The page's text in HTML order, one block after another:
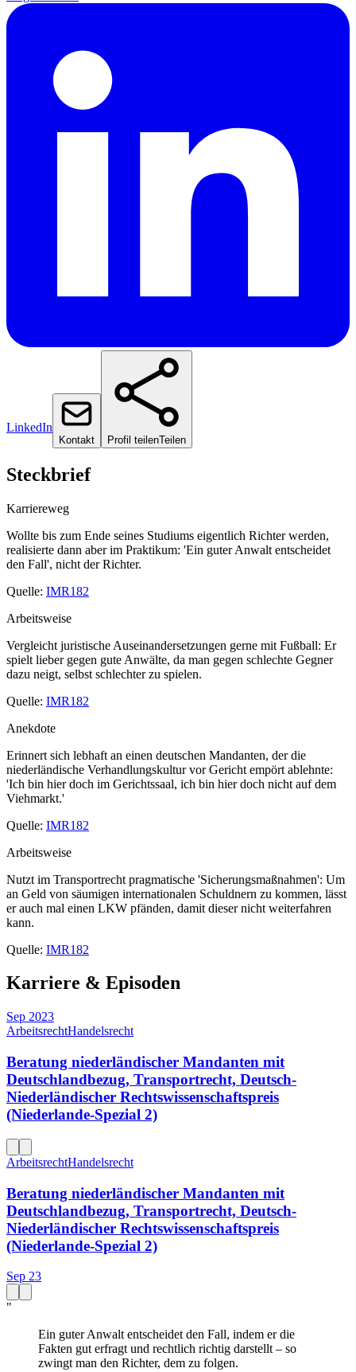
LinkedIn
Kontakt Profil teilenTeilen
Steckbrief
Karriereweg
Wollte bis zum Ende seines Studiums eigentlich Richter werden,
realisierte dann aber im Praktikum: 'Ein guter Anwalt entscheidet
den Fall', nicht der Richter.
Quelle: IMR182
Arbeitsweise
Vergleicht juristische Auseinandersetzungen gerne mit Fußball: Er
spielt lieber gegen gute Anwälte, da man gegen schlechte Gegner
dazu neigt, selbst schlechter zu spielen.
Quelle: IMR182
Anekdote
Erinnert sich lebhaft an einen deutschen Mandanten, der die
niederländische Verhandlungskultur vor Gericht empört ablehnte:
'Ich bin hier doch im Gerichtssaal, ich bin hier doch nicht auf dem
Viehmarkt.'
Quelle: IMR182
Arbeitsweise
Nutzt im Transportrecht pragmatische 'Sicherungsmaßnahmen': Um
an Geld von säumigen internationalen Schuldnern zu kommen, lässt
er auch mal einen LKW pfänden, damit dieser nicht weiterfahren
kann.
Quelle: IMR182
Karriere & Episoden
Sep 2023
ArbeitsrechtHandelsrecht
Beratung niederländischer Mandanten mit
Deutschlandbezug, Transportrecht, Deutsch-
Niederländischer Rechtswissenschaftspreis
(Niederlande-Spezial 2)
ArbeitsrechtHandelsrecht
Beratung niederländischer Mandanten mit
Deutschlandbezug, Transportrecht, Deutsch-
Niederländischer Rechtswissenschaftspreis
(Niederlande-Spezial 2)
Sep 23
"
Ein guter Anwalt entscheidet den Fall, indem er die
Fakten gut erfragt und rechtlich richtig darstellt – so
zwingt man den Richter, dem zu folgen.